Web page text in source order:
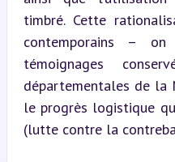
timbré. Cette
contemporains –
témoignages
départementales de
le progrès logistique
(lutte contre la